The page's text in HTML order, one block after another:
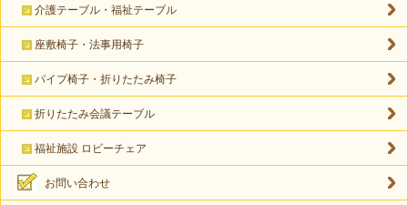
介護テーブル・福祉テーブル
座敷椅子・法事用椅子
パイプ椅子・折りたたみ椅子
折りたたみ会議テーブル
福祉施設 ロビーチェア
お問い合わせ